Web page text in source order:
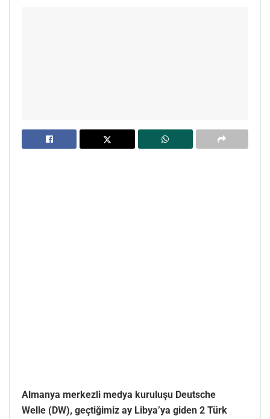
Almanya merkezli medya kuruluşu Deutsche
Welle (DW), geçtiğimiz ay Libya’ya giden 2 Türk